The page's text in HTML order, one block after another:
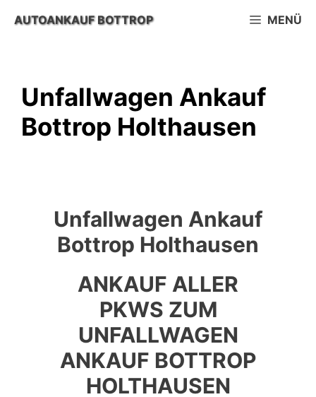
InhaltAUTOANKAUF BOTTROP MENÜ
Unfallwagen Ankauf
Bottrop Holthausen
Unfallwagen Ankauf
Bottrop Holthausen
ANKAUF ALLER
PKWS ZUM
UNFALLWAGEN
ANKAUF BOTTROP
HOLTHAUSEN